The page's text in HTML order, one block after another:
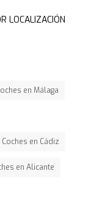
LOCALIZACIÓN
en Málaga
Coches en Cádiz
en Alicante